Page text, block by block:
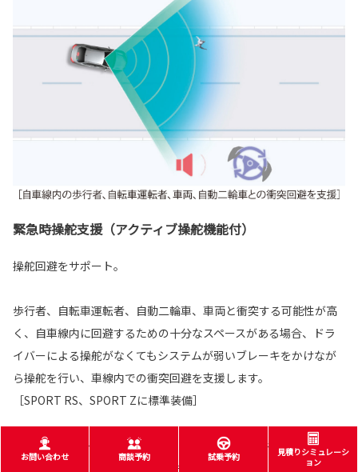
緊急時操舵支援（アクティブ操舵機能付）
操舵回避をサポート。
歩行者、自転車運転者、自動二輪車、車両と衝突する可能性が高
く、自車線内に回避するための十分なスペースがある場合、ドラ
イバーによる操舵がなくてもシステムが弱いブレーキをかけなが
ら操舵を行い、車線内での衝突回避を支援します。
［SPORT RS、SPORT Zに標準装備］
■回避するための十分なスペースがない、また、回避先に物があるとシステムが判断
した場合には作動しません。 ■横断歩行者など一定以上の速度を持った対象には
お問い合わせ 商談予約 試乗予約
見積りシミュレーシ
ョン